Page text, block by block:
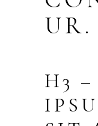
UR.
H3